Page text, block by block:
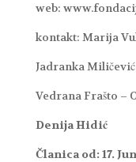
web:
kontakt: Marija
Jadranka
Vedrana Frašto –
Denija Hidić
Članica od: 17.